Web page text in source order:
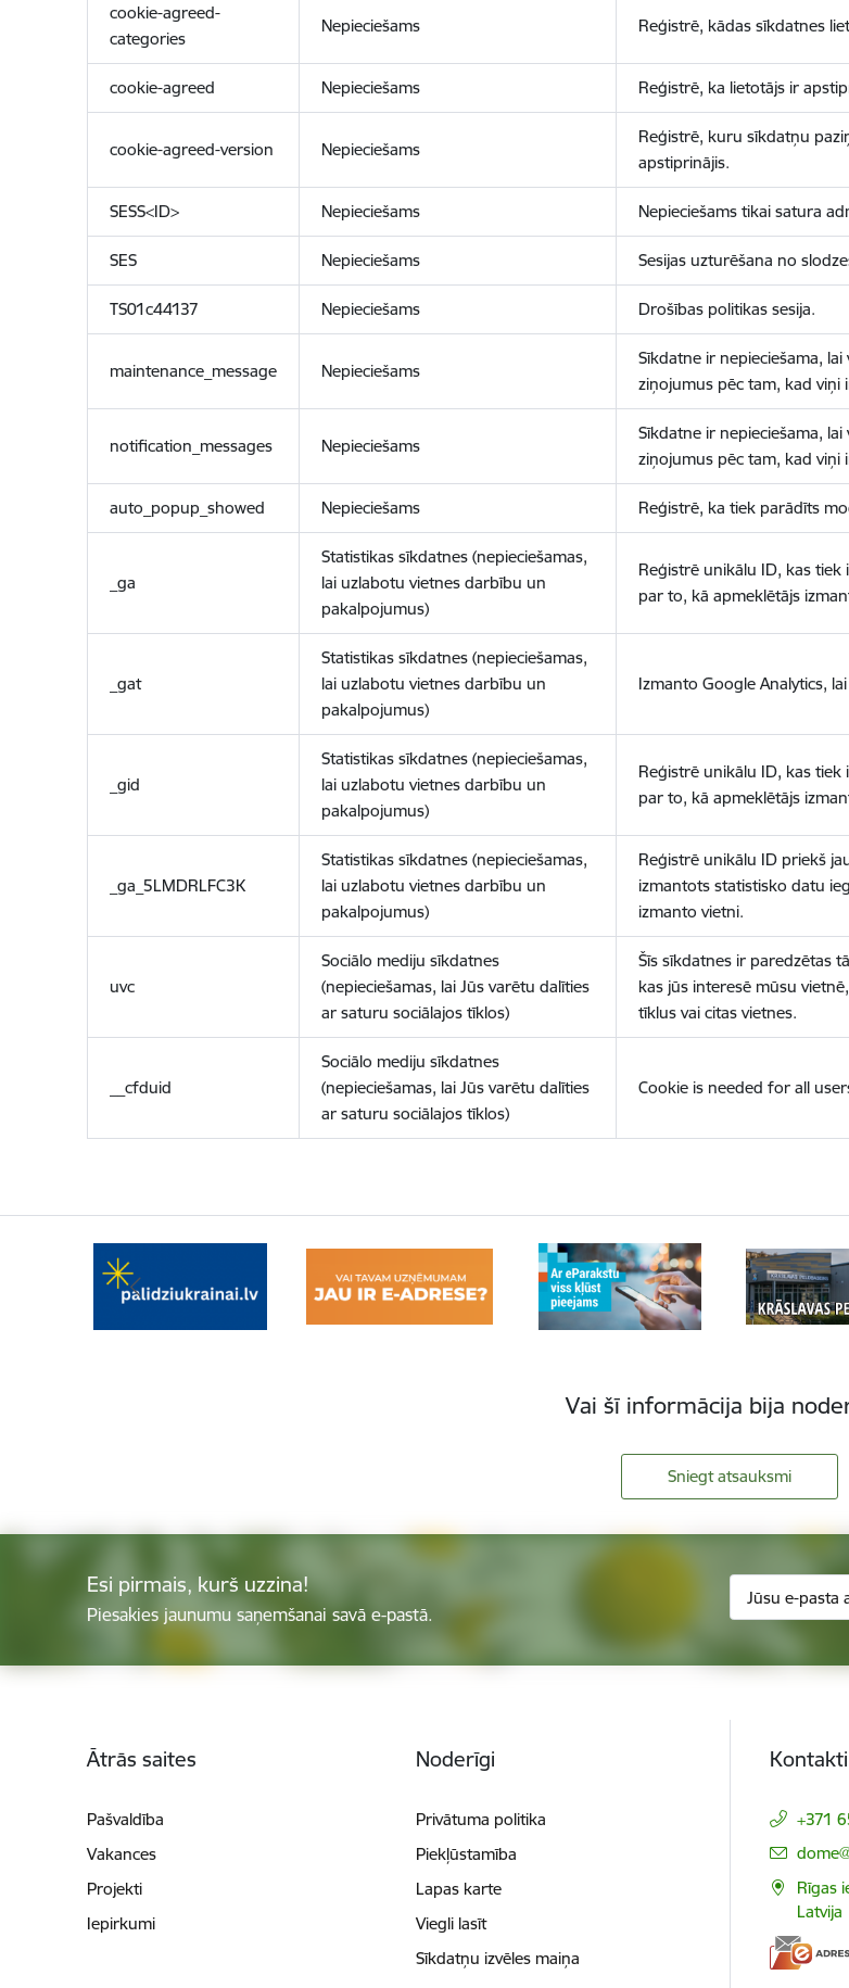
cookie-agreed-
categories
Nepieciešams Reģistrē, kādas sīkdatnes
cookie-agreed Nepieciešams Reģistrē, ka lietotājs ir
cookie-agreed-version Nepieciešams
Reģistrē, kuru sīkdatņu
apstiprinājis.
SESS<ID> Nepieciešams Nepieciešams tikai satura
SES Nepieciešams Sesijas uzturēšana no
TS01c44137 Nepieciešams Drošības politikas sesija.
maintenance_message Nepieciešams
Sīkdatne ir nepieciešama,
ziņojumus pēc tam, kad viņi
notification_messages Nepieciešams
Sīkdatne ir nepieciešama,
ziņojumus pēc tam, kad viņi
auto_popup_showed Nepieciešams Reģistrē, ka tiek parādīts
_ga
Statistikas sīkdatnes (nepieciešamas,
lai uzlabotu vietnes darbību un
pakalpojumus)
Reģistrē unikālu ID, kas
par to, kā apmeklētājs
_gat
Statistikas sīkdatnes (nepieciešamas,
lai uzlabotu vietnes darbību un
pakalpojumus)
Izmanto Google Analytics,
_gid
Statistikas sīkdatnes (nepieciešamas,
lai uzlabotu vietnes darbību un
pakalpojumus)
Reģistrē unikālu ID, kas
par to, kā apmeklētājs
_ga_5LMDRLFC3K
Statistikas sīkdatnes (nepieciešamas,
lai uzlabotu vietnes darbību un
pakalpojumus)
Reģistrē unikālu ID priekš
izmantots statistisko datu
izmanto vietni.
uvc
Sociālo mediju sīkdatnes
(nepieciešamas, lai Jūs varētu dalīties
ar saturu sociālajos tīklos)
Šīs sīkdatnes ir paredzētas
kas jūs interesē mūsu
tīklus vai citas vietnes.
__cfduid
Sociālo mediju sīkdatnes
(nepieciešamas, lai Jūs varētu dalīties
ar saturu sociālajos tīklos)
Cookie is needed for all
Vai šī informācija bija
Sniegt atsauksmi
Esi pirmais, kurš uzzina!
Piesakies jaunumu saņemšanai savā e-pastā.
Ātrās saites
Pašvaldība
Vakances
Projekti
Iepirkumi
Noderīgi
Privātuma politika
Piekļūstamība
Lapas karte
Viegli lasīt
Sīkdatņu izvēles maiņa
Kontakti
+371
E-
Rīgas
Latvija